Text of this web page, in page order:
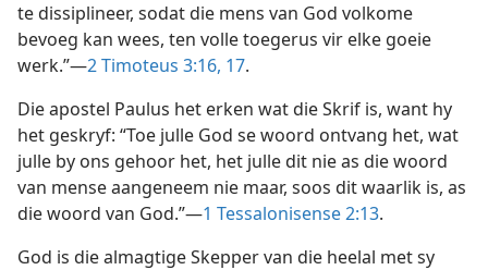
te dissiplineer, sodat die mens van God volkome
bevoeg kan wees, ten volle toegerus vir elke goeie
werk.”—2 Timoteus 3:16, 17.
Die apostel Paulus het erken wat die Skrif is, want hy
het geskryf: “Toe julle God se woord ontvang het, wat
julle by ons gehoor het, het julle dit nie as die woord
van mense aangeneem nie maar, soos dit waarlik is, as
die woord van God.”—1 Tessalonisense 2:13.
God is die almagtige Skepper van die heelal met sy